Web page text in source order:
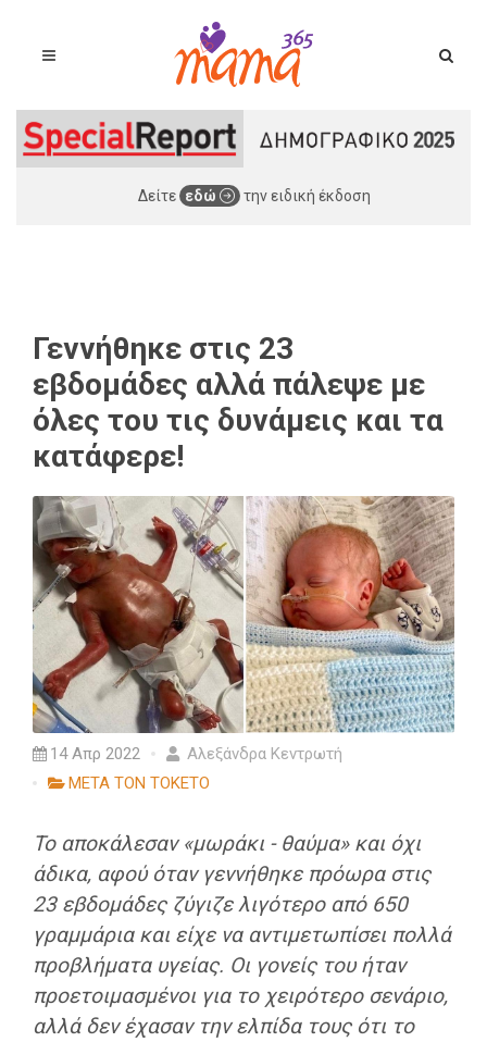
Δείτε εδώ την ειδική έκδοση
Γεννήθηκε στις 23
εβδομάδες αλλά πάλεψε με
όλες του τις δυνάμεις και τα
κατάφερε!
14 Απρ 2022
Αλεξάνδρα Κεντρωτή
ΜΕΤΑ ΤΟΝ ΤΟΚΕΤΟ
Το αποκάλεσαν «μωράκι - θαύμα» και όχι
άδικα, αφού όταν γεννήθηκε πρόωρα στις
23 εβδομάδες ζύγιζε λιγότερο από 650
γραμμάρια και είχε να αντιμετωπίσει πολλά
προβλήματα υγείας. Οι γονείς του ήταν
προετοιμασμένοι για το χειρότερο σενάριο,
αλλά δεν έχασαν την ελπίδα τους ότι το